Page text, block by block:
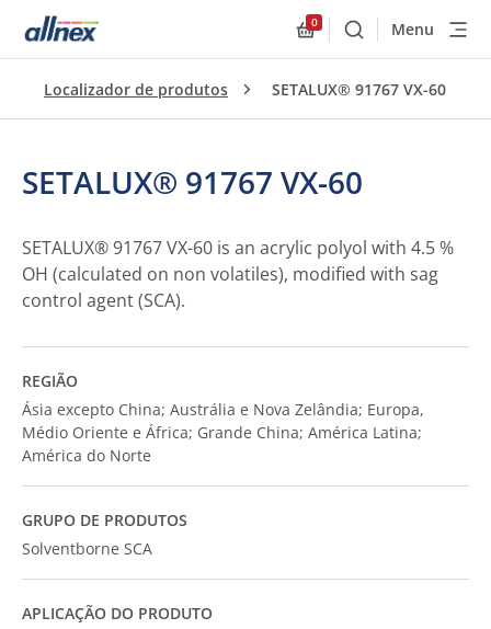
0
BuscarMenu
Localizador de produtos SETALUX® 91767 VX-60
SETALUX® 91767 VX-60
SETALUX® 91767 VX-60 is an acrylic polyol with 4.5 %
OH (calculated on non volatiles), modified with sag
control agent (SCA).
REGIÃO
Ásia excepto China; Austrália e Nova Zelândia; Europa,
Médio Oriente e África; Grande China; América Latina;
América do Norte
GRUPO DE PRODUTOS
Solventborne SCA
APLICAÇÃO DO PRODUTO